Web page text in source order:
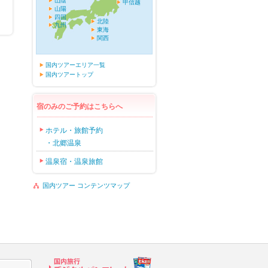
甲信越
北陸
東海
関西
山陽
四国
九州
国内ツアーエリア一覧
国内ツアートップ
宿のみのご予約はこちらへ
ホテル・旅館予約
・北郷温泉
温泉宿・温泉旅館
国内ツアー コンテンツマップ